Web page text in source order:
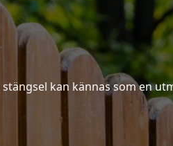
kan kännas som en